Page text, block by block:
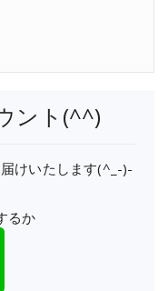
ント(^^)
けいたします(^_-)-
るか